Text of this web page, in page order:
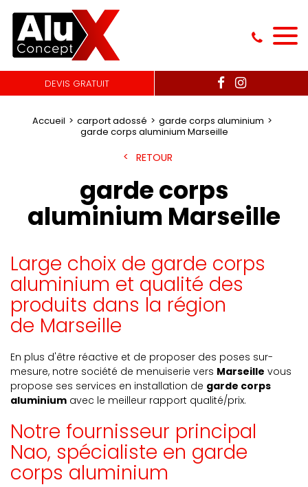
DEVIS GRATUIT
Accueil carport adossé
garde corps aluminium
garde corps aluminium Marseille
RETOUR
garde corps
aluminium Marseille
Large choix de garde corps
aluminium et qualité des
produits dans la région
de Marseille
En plus d'être réactive et de proposer des poses sur-
mesure, notre société de menuiserie vers Marseille vous
propose ses services en installation de garde corps
aluminium avec le meilleur rapport qualité/prix.
Notre fournisseur principal
Nao, spécialiste en garde
corps aluminium